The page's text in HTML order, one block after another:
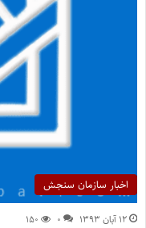
اخبار سازمان سنجش
۱۲ آبان ۱۳۹۳ ۰ ۱۵۰